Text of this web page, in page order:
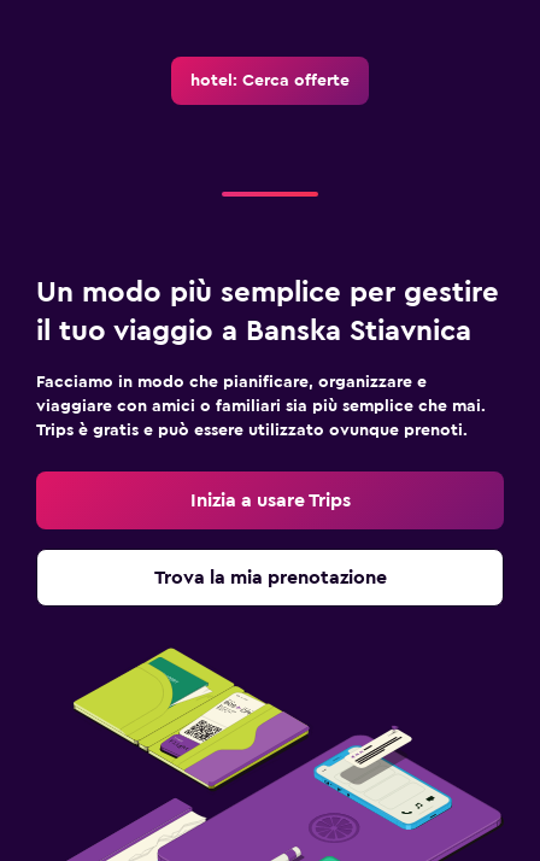
Piani superiori accessibili in ascensore
Letti extra-lunghi (> 2 metri)
Barra appendiabiti
Guardaroba o armadio
Ristoranti
Il cibo può essere consegnato presso l'alloggio dell'ospite
Colazione in camera
Tavolo da pranzo
Adatti alle famiglie
Babysitter o nursery
Lettini disponibili
Buffet adatto ai bambini
hotel: Cerca offerte
Un modo più semplice per gestire
il tuo viaggio a Banska Stiavnica
Facciamo in modo che pianificare, organizzare e
viaggiare con amici o familiari sia più semplice che mai.
Trips è gratis e può essere utilizzato ovunque prenoti.
Inizia a usare Trips
Trova la mia prenotazione